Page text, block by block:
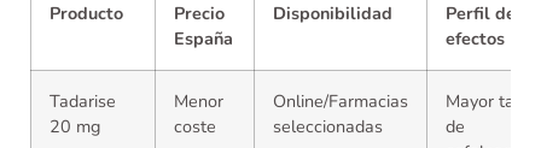
Producto
Precio
España
Disponibilidad
Perfil de
efectos
Tadarise
20 mg
Menor
coste
Online/Farmacias
seleccionadas
Mayor tasa
de